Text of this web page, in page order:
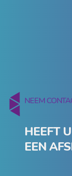
NEEM
HEEFT
EEN